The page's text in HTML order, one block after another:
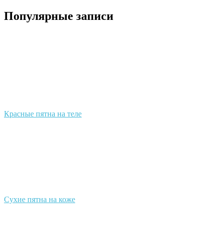
Популярные записи
Красные пятна на теле
Сухие пятна на коже